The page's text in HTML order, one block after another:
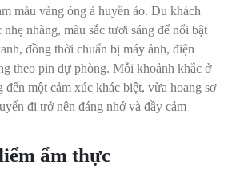
màu vàng óng ả huyền ảo. Du khách
nhàng, màu sắc tươi sáng để nổi bật
đồng thời chuẩn bị máy ảnh, điện
theo pin dự phòng. Mỗi khoảnh khắc ở
đến một cảm xúc khác biệt, vừa hoang sơ
đi trở nên đáng nhớ và đầy cảm
ẩm thực